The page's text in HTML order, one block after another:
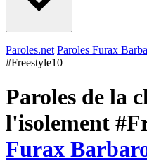
Paroles.net Paroles Furax
#Freestyle10
Paroles de la
l'isolement
Furax